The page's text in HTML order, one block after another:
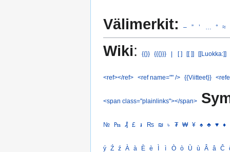
Välimerkit: – ” ’ ° ≈
Wiki: {{}} {{{}}} | [ ] [[ ]] [[Luokka:]]
<ref></ref> <ref name="" /> {{Viitteet}}
<span class="plainlinks"></span>
№ ₧ ₰ £ ៛ ₨ ₪ ৳ ₮ ₩ ¥ ♠ ♣ ♥ ♦
ý Ź ź À à È è Ì ì Ò ò Ù ù Â â Ĉ